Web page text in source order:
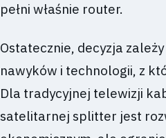
pełni właśnie router.
Ostatecznie, decyzja
nawyków i technologii, z
Dla tradycyjnej telewizji
satelitarnej splitter jest